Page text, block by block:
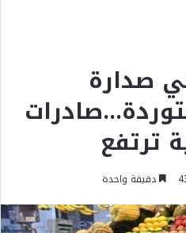
صدارة
ترتفع
دقيقة واحدة